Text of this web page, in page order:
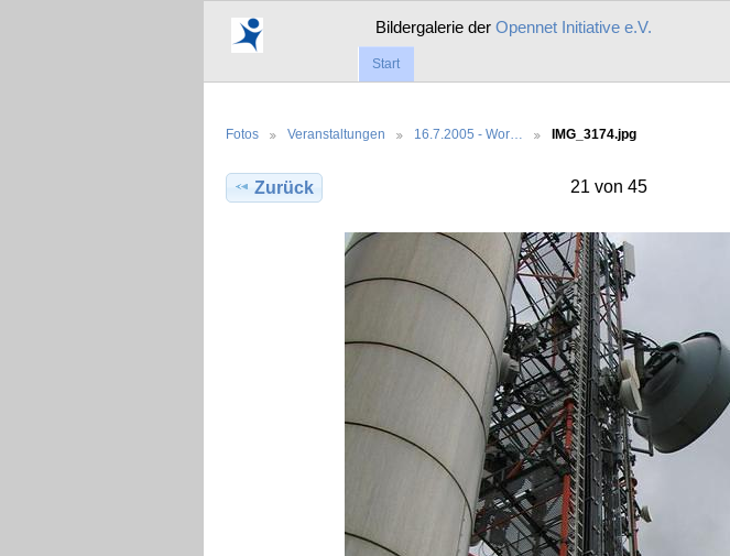
Bildergalerie derOpennet Initiative e.V.
Start
Fotos Veranstaltungen 16.7.2005 - Wor… IMG_3174.jpg
Zurück 21 von 45